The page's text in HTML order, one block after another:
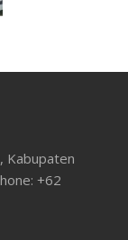
Kabupaten
+62